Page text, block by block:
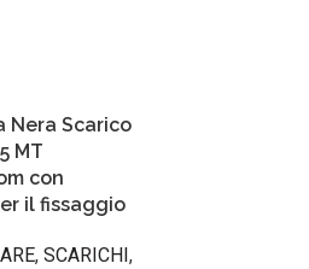
Nera Scarico
MT
con
il fissaggio
, SCARICHI ,